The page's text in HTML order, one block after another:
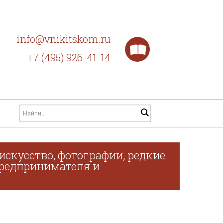
info@vnikitskom.ru
+7 (495) 926-41-14
фотографии, редкие
и